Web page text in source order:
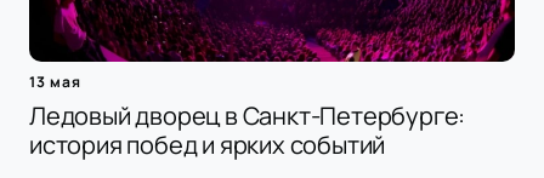
13 мая
Ледовый дворец в Санкт-Петербурге:
история побед и ярких событий